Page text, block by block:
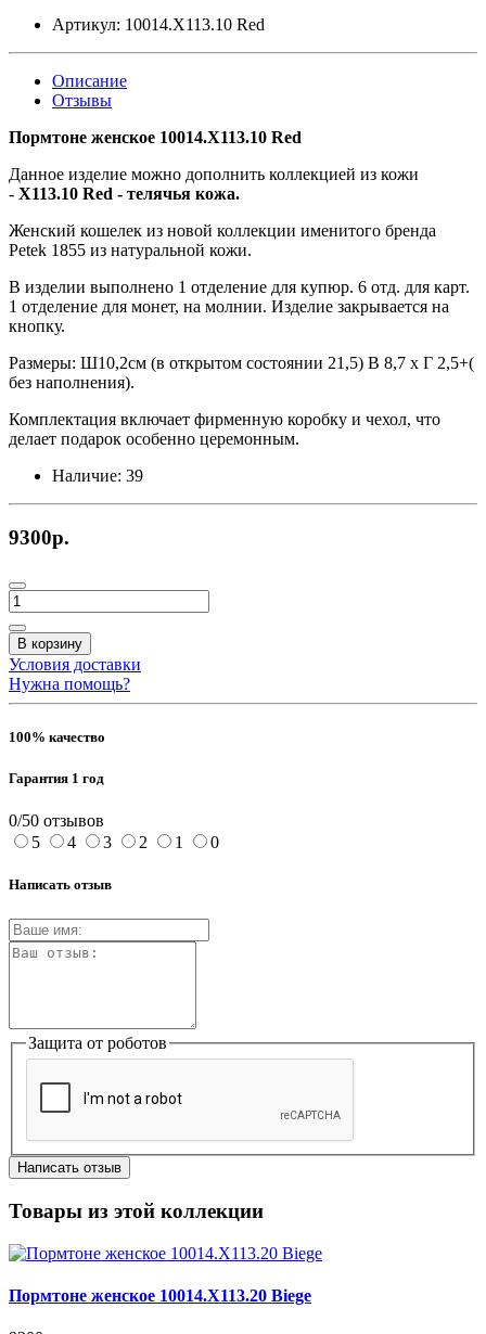
Артикул: 10014.X113.10 Red
Описание
Отзывы
Пормтоне женское 10014.X113.10 Red
Данное изделие можно дополнить коллекцией из кожи
- X113.10 Red - телячья кожа.
Женский кошелек из новой коллекции именитого бренда
Petek 1855 из натуральной кожи.
В изделии выполнено 1 отделение для купюр. 6 отд. для карт.
1 отделение для монет, на молнии. Изделие закрывается на
кнопку.
Размеры: Ш10,2см (в открытом состоянии 21,5) В 8,7 х Г 2,5+(
без наполнения).
Комплектация включает фирменную коробку и чехол, что
делает подарок особенно церемонным.
Наличие: 39
9300р.
В корзину
Условия доставки
Нужна помощь?
100% качество
Гарантия 1 год
0/50 отзывов
5
4 3 2 1 0
Написать отзыв
Защита от роботов
Написать отзыв
Товары из этой коллекции
Пормтоне женское 10014.X113.20 Biege